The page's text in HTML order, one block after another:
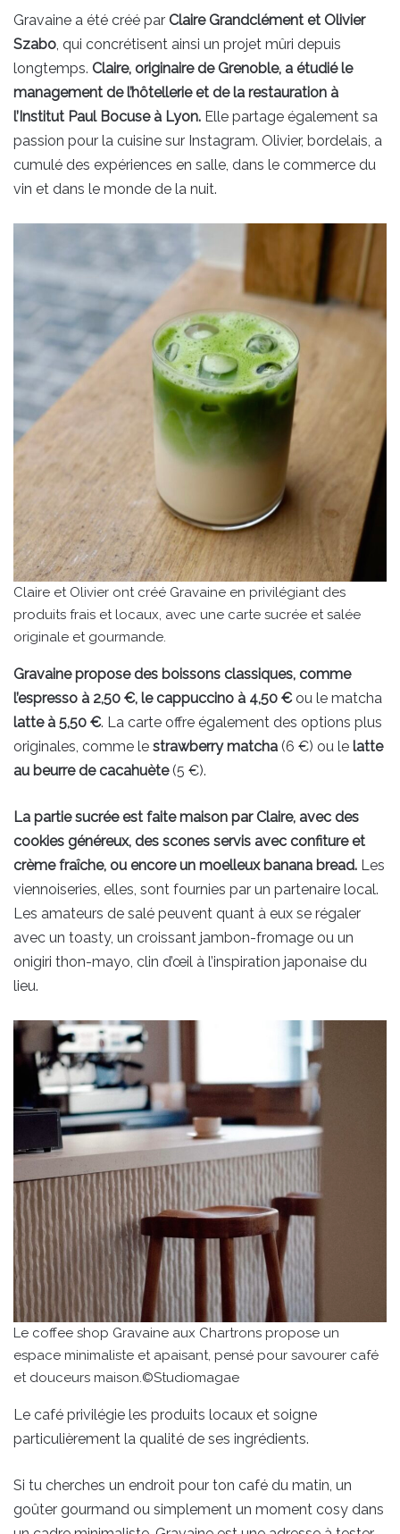
Gravaine a été créé par Claire Grandclément et Olivier
Szabo, qui concrétisent ainsi un projet mûri depuis
longtemps. Claire, originaire de Grenoble, a étudié le
management de l’hôtellerie et de la restauration à
l’Institut Paul Bocuse à Lyon. Elle partage également sa
passion pour la cuisine sur Instagram. Olivier, bordelais, a
cumulé des expériences en salle, dans le commerce du
vin et dans le monde de la nuit.
Claire et Olivier ont créé Gravaine en privilégiant des
produits frais et locaux, avec une carte sucrée et salée
originale et gourmande.
Gravaine propose des boissons classiques, comme
l’espresso à 2,50 €, le cappuccino à 4,50 €ou le matcha
latte à 5,50 €. La carte offre également des options plus
originales, comme le strawberry matcha (6 €) ou le latte
au beurre de cacahuète(5 €).
La partie sucrée est faite maison par Claire, avec des
cookies généreux, des scones servis avec confiture et
crème fraîche, ou encore un moelleux banana bread. Les
viennoiseries, elles, sont fournies par un partenaire local.
Les amateurs de salé peuvent quant à eux se régaler
avec un toasty, un croissant jambon-fromage ou un
onigiri thon-mayo, clin d’œil à l’inspiration japonaise du
lieu.
Le coffee shop Gravaine aux Chartrons propose un
espace minimaliste et apaisant, pensé pour savourer café
et douceurs maison.©Studiomagae
Le café privilégie les produits locaux et soigne
particulièrement la qualité de ses ingrédients.
Si tu cherches un endroit pour ton café du matin, un
goûter gourmand ou simplement un moment cosy dans